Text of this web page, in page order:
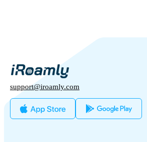
support@iroamly.com